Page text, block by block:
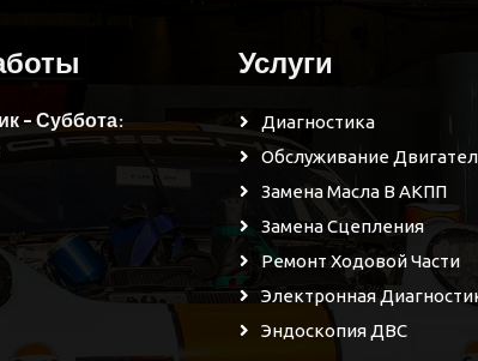
- Суббота:
Услуги
Диагностика
Обслуживание
Замена Масла В АКПП
Замена Сцепления
Ремонт Ходовой Части
Электронная
Эндоскопия ДВС